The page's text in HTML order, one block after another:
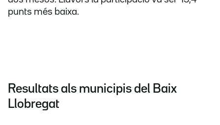
punts més baixa.
Resultats als municipis del Baix
Llobregat